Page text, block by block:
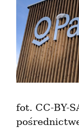
fot. CC-BY-